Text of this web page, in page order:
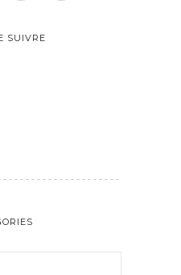
SUIVRE